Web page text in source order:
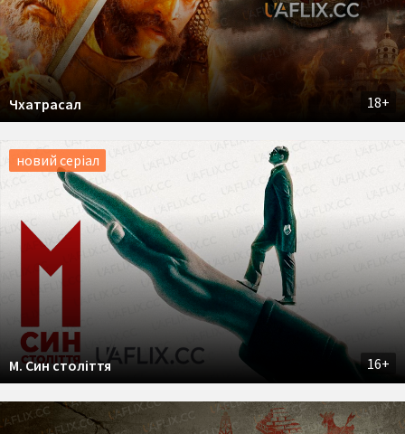
18+
Чхатрасал
новий серіал
16+
М. Син століття